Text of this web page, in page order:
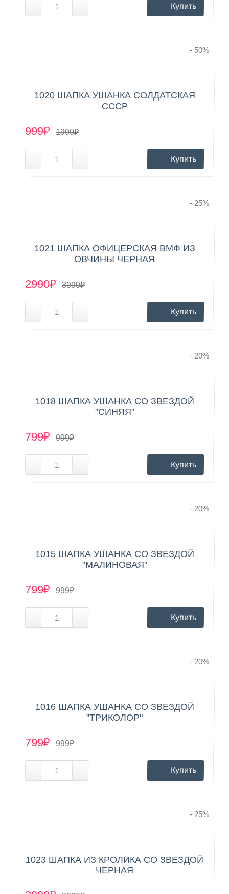
Купить
- 50%
1020 ШАПКА УШАНКА СОЛДАТСКАЯ
СССР
999₽ 1990₽
Купить
- 25%
1021 ШАПКА ОФИЦЕРСКАЯ ВМФ ИЗ
ОВЧИНЫ ЧЕРНАЯ
2990₽ 3990₽
Купить
- 20%
1018 ШАПКА УШАНКА СО ЗВЕЗДОЙ
"СИНЯЯ"
799₽ 999₽
Купить
- 20%
1015 ШАПКА УШАНКА СО ЗВЕЗДОЙ
"МАЛИНОВАЯ"
799₽ 999₽
Купить
- 20%
1016 ШАПКА УШАНКА СО ЗВЕЗДОЙ
"ТРИКОЛОР"
799₽ 999₽
Купить
- 25%
1023 ШАПКА ИЗ КРОЛИКА СО ЗВЕЗДОЙ
ЧЕРНАЯ